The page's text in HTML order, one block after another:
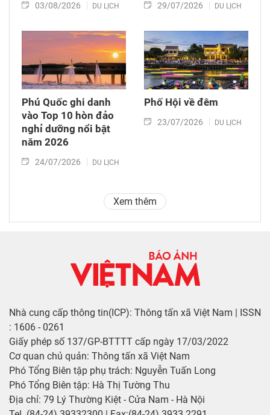
03/08/2026 DU LỊCH 29/07/2026 DU LỊCH
Phú Quốc ghi danh
vào Top 10 hòn đảo
nghỉ dưỡng nổi bật
năm 2026
24/07/2026 DU LỊCH
Phố Hội về đêm
23/07/2026 DU LỊCH
Xem thêm
Nhà cung cấp thông tin(ICP): Thông tấn xã Việt Nam | ISSN
: 1606 - 0261
Giấy phép số 137/GP-BTTTT cấp ngày 17/03/2022
Cơ quan chủ quản: Thông tấn xã Việt Nam
Phó Tổng Biên tập phụ trách: Nguyễn Tuấn Long
Phó Tổng Biên tập: Hà Thị Tường Thu
Địa chỉ: 79 Lý Thường Kiệt - Cửa Nam - Hà Nội